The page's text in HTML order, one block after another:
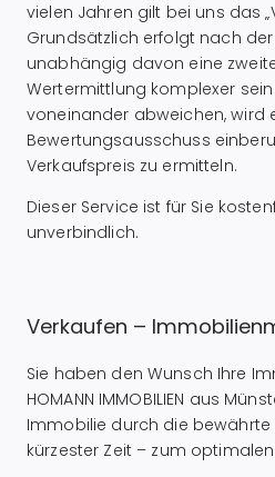
vielen Jahren gilt bei uns das
Grundsätzlich erfolgt nach
unabhängig davon eine
Wertermittlung komplexer
voneinander abweichen, wird
Bewertungsausschuss
Verkaufspreis zu ermitteln.
Dieser Service ist für Sie
unverbindlich.
Verkaufen –
Sie haben den Wunsch Ihre
HOMANN IMMOBILIEN aus
Immobilie durch die bewährte
kürzester Zeit – zum optimalen